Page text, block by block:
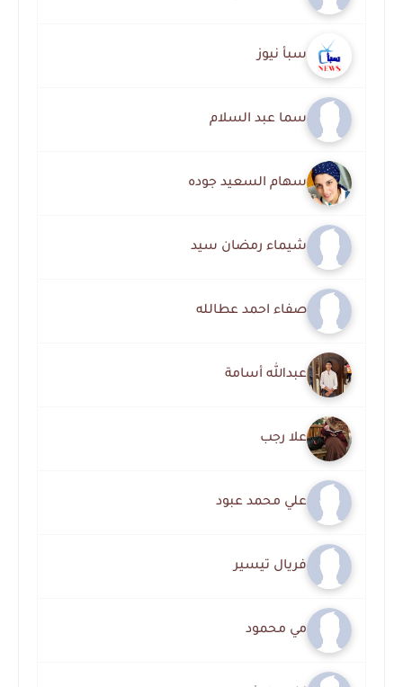
سبأ نيوز
سما عبد السلام
سهام السعيد جوده
شيماء رمضان سيد
صفاء احمد عطالله
عبدالله أسامة
علا رجب
علي محمد عبود
فريال تيسير
مي محمود